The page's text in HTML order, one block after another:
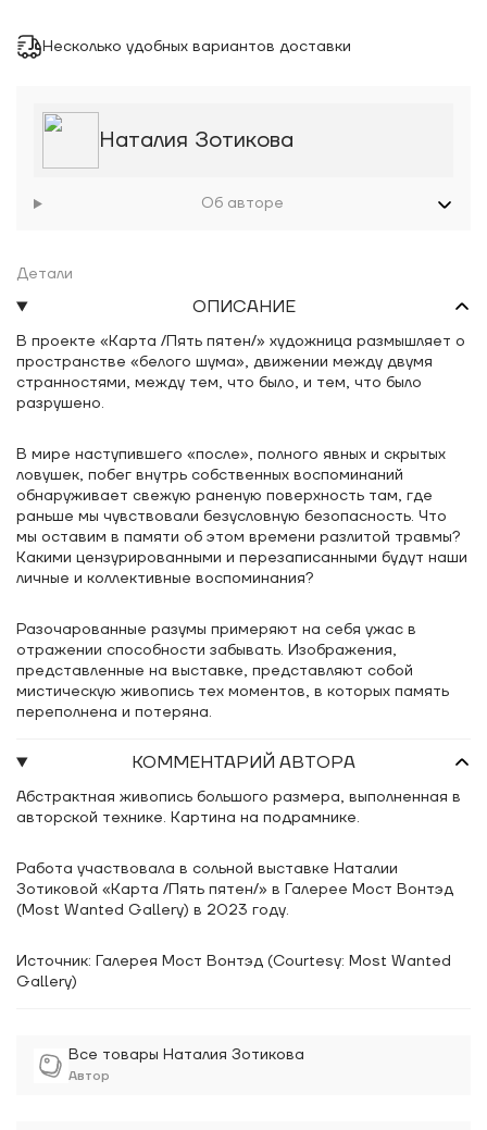
Несколько удобных вариантов доставки
Все товары Наталия Зотикова
Автор
Наталия Зотикова
Об авторе
Детали
ОПИСАНИЕ
В проекте «Карта /Пять пятен/» художница размышляет о
пространстве «белого шума», движении между двумя
странностями, между тем, что было, и тем, что было
разрушено.
В мире наступившего «после», полного явных и скрытых
ловушек, побег внутрь собственных воспоминаний
обнаруживает свежую раненую поверхность там, где
раньше мы чувствовали безусловную безопасность. Что
мы оставим в памяти об этом времени разлитой травмы?
Какими цензурированными и перезаписанными будут наши
личные и коллективные воспоминания?
Разочарованные разумы примеряют на себя ужас в
отражении способности забывать. Изображения,
представленные на выставке, представляют собой
мистическую живопись тех моментов, в которых память
переполнена и потеряна.
КОММЕНТАРИЙ АВТОРА
Абстрактная живопись большого размера, выполненная в
авторской технике. Картина на подрамнике.
Работа участвовала в сольной выставке Наталии
Зотиковой «Карта /Пять пятен/» в Галерее Мост Вонтэд
(Most Wanted Gallery) в 2023 году.
Источник: Галерея Мост Вонтэд (Courtesy: Most Wanted
Gallery)